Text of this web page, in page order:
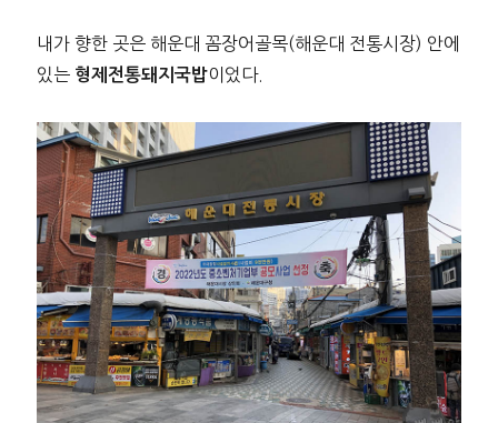
내가 향한 곳은 해운대 꼼장어골목(해운대 전통시장) 안에
있는 형제전통돼지국밥이었다.